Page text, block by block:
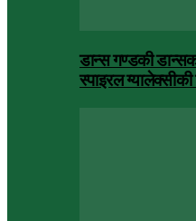
डान्स गण्डकी
स्पाइरल